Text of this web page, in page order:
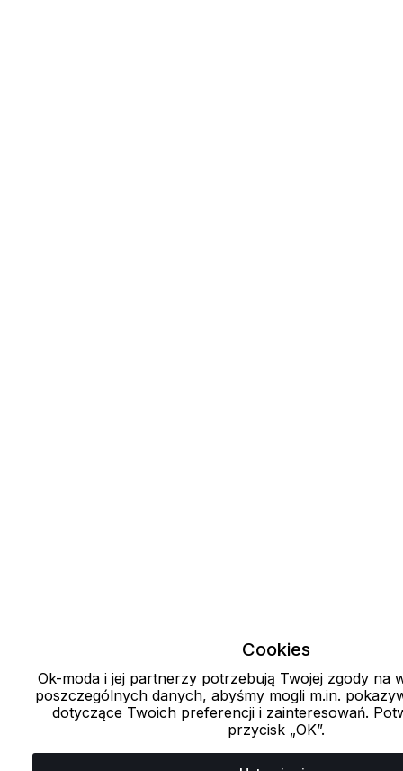
Cookies
Ok-moda i jej partnerzy potrzebują Twojej zgody na
poszczególnych danych, abyśmy mogli m.in.
dotyczące Twoich preferencji i zainteresowań.
przycisk „OK”.